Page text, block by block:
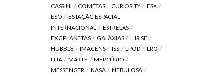
CASSINI
COMETAS CURIOSITY
ESA
ESO
ESTAÇÃO ESPACIAL
INTERNACIONAL
ESTRELAS
EXOPLANETAS
GALÁXIAS
HIRISE
HUBBLE
IMAGENS ISS LPOD
LRO
LUA
MARTE
MERCÚRIO
MESSENGER
NASA
NEBULOSA